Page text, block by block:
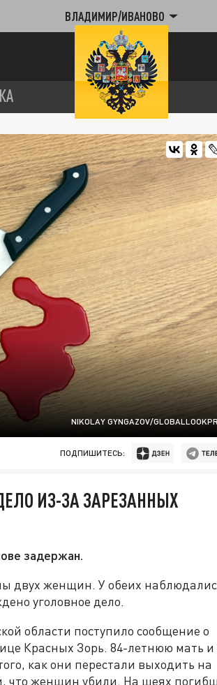
ВЛАДИМИР/ИВАНОВО
NIKOLAY GYNGAZOV/
ПОДПИШИТЕСЬ:
ИЗ-ЗА ЗАРЕЗАННЫХ
задержан.
двух женщин. У обеих
уголовное дело.
области поступило сообщение о
Красных Зорь. 84-летнюю мать и
как они перестали выходить на
что женщин убили. На шеях